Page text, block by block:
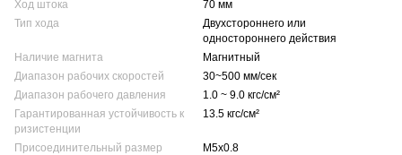
Ход штока
70 мм
Тип хода
Двухстороннего или
одностороннего действия
Наличие магнита
Магнитный
Диапазон рабочих скоростей
30~500 мм/сек
Диапазон рабочего давления
1.0 ~ 9.0 кгс/см²
Гарантированная устойчивость к
ризистенции
13.5 кгс/см²
Присоединительный размер М5х0.8